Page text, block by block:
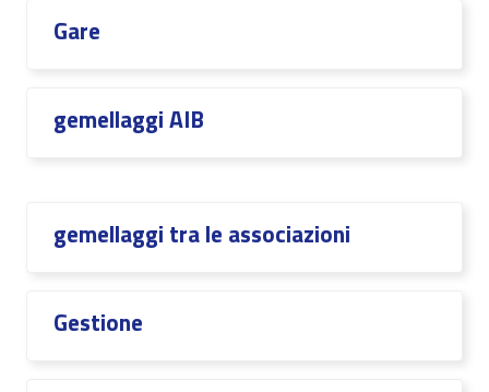
Gare
gemellaggi AIB
gemellaggi tra le associazioni
Gestione